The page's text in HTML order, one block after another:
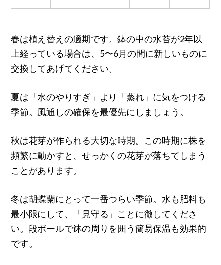
春は植え替えの適期です。鉢の中の水苔が2年以
上経っている場合は、5〜6月の間に新しいものに
交換してあげてください。
夏は「水のやりすぎ」より「蒸れ」に気をつける
季節。風通しの確保を最優先にしましょう。
秋は花芽が作られる大切な時期。この時期に株を
頻繁に動かすと、せっかくの花芽が落ちてしまう
ことがあります。
冬は胡蝶蘭にとって一番つらい季節。水も肥料も
最小限にして、「見守る」ことに徹してくださ
い。段ボールで鉢の周りを囲う簡易保温も効果的
です。